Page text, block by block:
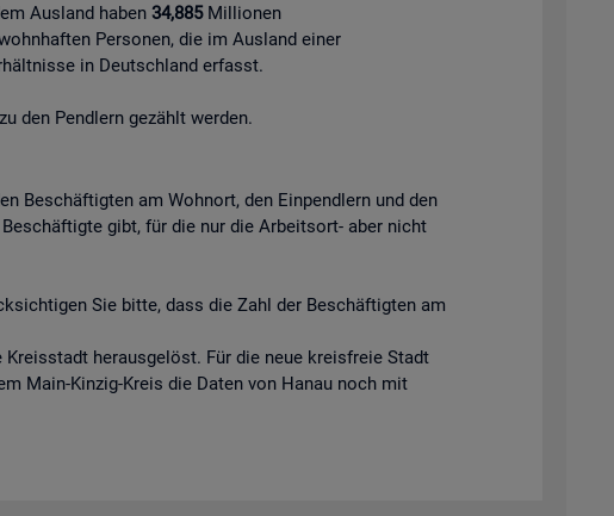
Ausland haben 34,885Millionen
Personen, die im Ausland einer
in Deutschland erfasst.
den Pendlern gezählt werden.
Beschäftigten am Wohnort, den Einpendlern und den
gibt, für die nur die Arbeitsort- aber nicht
Sie bitte, dass die Zahl der Beschäftigten am
herausgelöst. Für die neue kreisfreie Stadt
Main-Kinzig-Kreis die Daten von Hanau noch mit